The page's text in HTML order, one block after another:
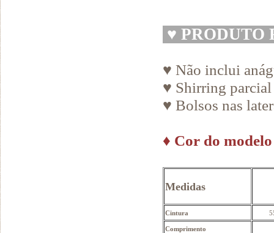
♥ PRODUTO
♥ Não inclui
♥ Shirring parcial
♥ Bolsos nas
♦ Cor do
Medidas
Cintura
Comprimento